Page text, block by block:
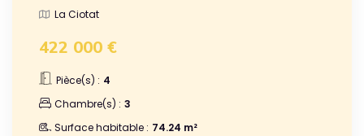
La Ciotat
422 000 €
Pièce(s) : 4
Chambre(s) : 3
Surface habitable : 74.24 m²